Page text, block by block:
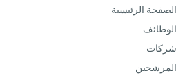
الصفحة الرئيسية
الوظائف
شركات
المرشحين